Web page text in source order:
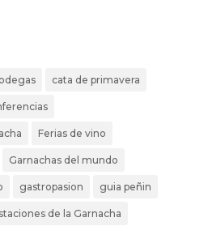
cata de primavera
Ferias de vino
Garnachas del mundo
gastropasion guia peñin
de la Garnacha